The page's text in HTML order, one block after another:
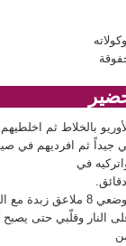
جيداً ثم افرديهم في
في
2- احضري وعاء وضعي 8 ملاعق زبدة
النار وقلّبي حتى يصبح